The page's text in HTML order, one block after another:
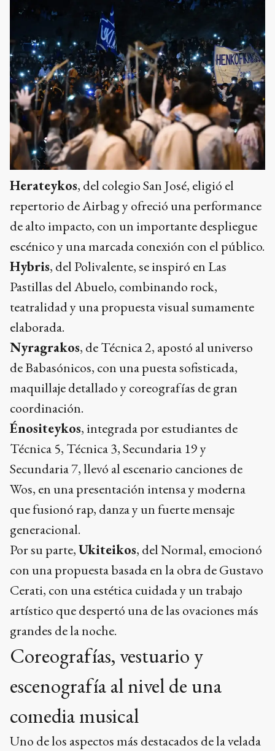
Herateykos, del colegio San José, eligió el
repertorio de Airbag y ofreció una performance
de alto impacto, con un importante despliegue
escénico y una marcada conexión con el público.
Hybris, del Polivalente, se inspiró en Las
Pastillas del Abuelo, combinando rock,
teatralidad y una propuesta visual sumamente
elaborada.
Nyragrakos, de Técnica 2, apostó al universo
de Babasónicos, con una puesta sofisticada,
maquillaje detallado y coreografías de gran
coordinación.
Énositeykos, integrada por estudiantes de
Técnica 5, Técnica 3, Secundaria 19 y
Secundaria 7, llevó al escenario canciones de
Wos, en una presentación intensa y moderna
que fusionó rap, danza y un fuerte mensaje
generacional.
Por su parte,Ukiteikos, del Normal, emocionó
con una propuesta basada en la obra de Gustavo
Cerati, con una estética cuidada y un trabajo
artístico que despertó una de las ovaciones más
grandes de la noche.
Coreografías, vestuario y
escenografía al nivel de una
comedia musical
Uno de los aspectos más destacados de la velada